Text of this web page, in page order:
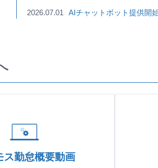
2026.07.01 AIチャットボット提供開
ス勤怠概要動画